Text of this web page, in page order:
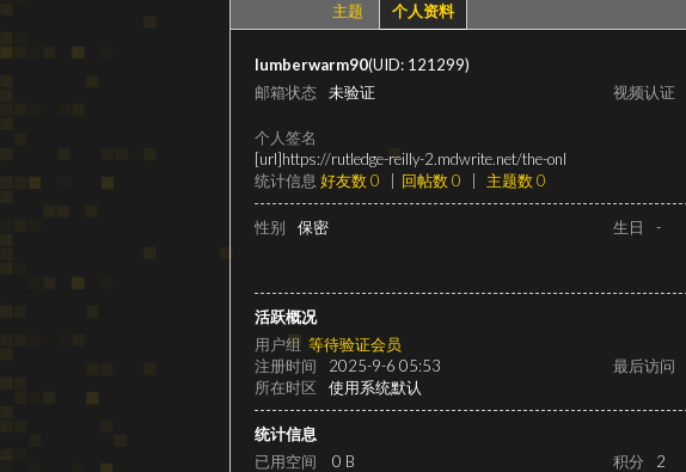
主题 个人资料
lumberwarm90(UID: 121299)
邮箱状态
未验证 视频认证
个人签名
[url]https://rutledge-reilly-2.mdwrite.net/the-onl
统计信息 好友数 0 回帖数 0 主题数 0
性别 保密 生日 -
活跃概况
用户组 等待验证会员
注册时间
2025-9-6 05:53 最后访问
所在时区
使用系统默认
统计信息
已用空间
0 B 积分 2